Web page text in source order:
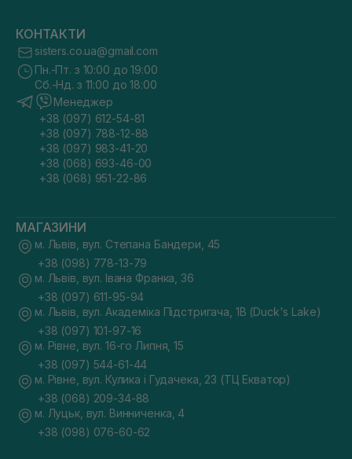
КОНТАКТИ
sisters.co.ua@gmail.com
Пн.-Пт. з 10:00 до 19:00
Сб.-Нд. з 11:00 до 18:00
Менеджер
+38 (097) 612-54-81
+38 (097) 788-12-88
+38 (097) 983-41-20
+38 (068) 693-46-00
+38 (068) 951-22-86
МАГАЗИНИ
м. Львів, вул. Степана Бандери, 45
+38 (098) 778-13-79
м. Львів, вул. Івана Франка, 36
+38 (097) 611-95-94
м. Львів, вул. Академіка Підстригача, 1В (Duck's Lake)
+38 (097) 101-97-16
м. Рівне, вул. 16-го Липня, 15
+38 (097) 544-61-44
м. Рівне, вул. Кулика і Гудачека, 23 (ТЦ Екватор)
+38 (068) 209-34-88
м. Луцьк, вул. Винниченка, 4
+38 (098) 076-60-62